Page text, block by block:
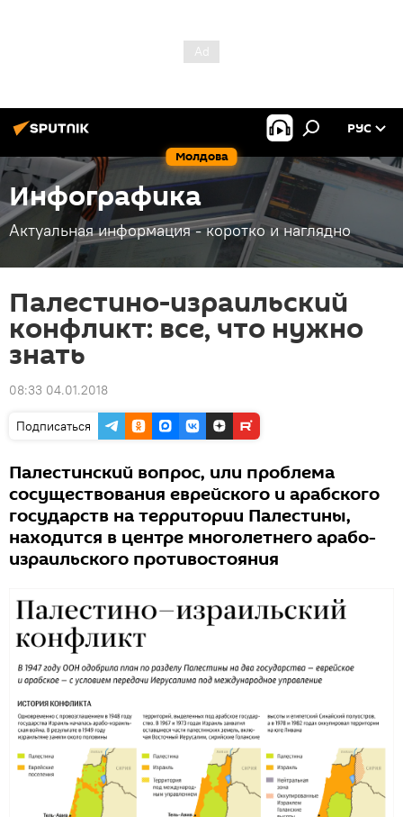
Молдова
РУС
Инфографика
Актуальная информация - коротко и наглядно
Палестино-израильский
конфликт: все, что нужно
знать
08:33 04.01.2018
Подписаться
Палестинский вопрос, или проблема
сосуществования еврейского и арабского
государств на территории Палестины,
находится в центре многолетнего арабо-
израильского противостояния